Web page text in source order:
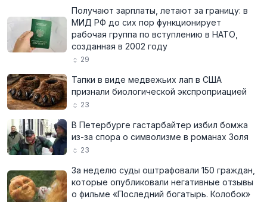
Получают зарплаты, летают за границу: в
МИД РФ до сих пор функционирует
рабочая группа по вступлению в НАТО,
созданная в 2002 году
29
Тапки в виде медвежьих лап в США
признали биологической экспроприацией
23
В Петербурге гастарбайтер избил бомжа
из-за спора о символизме в романах Золя
23
За неделю суды оштрафовали 150 граждан,
которые опубликовали негативные отзывы
о фильме «Последний богатырь. Колобок»